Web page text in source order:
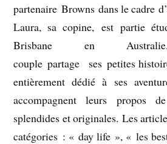
partenaire Browns dans le cadre
Laura, sa copine, est partie
Brisbane en
couple partage ses petites
entièrement dédié à ses
accompagnent leurs propos
splendides et originales. Les
catégories : « day life », « les